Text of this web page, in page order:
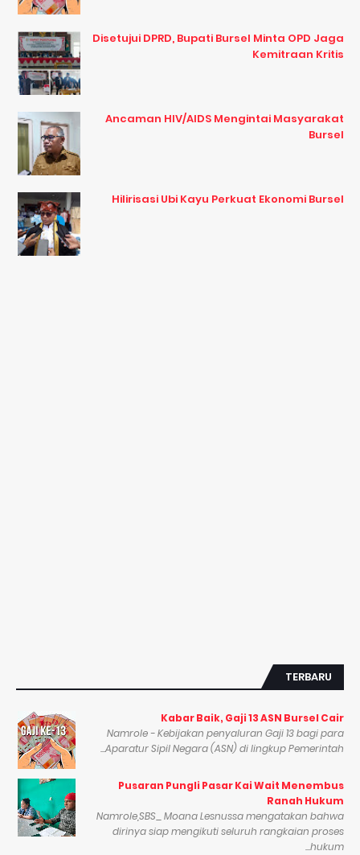
Disetujui DPRD, Bupati Bursel Minta OPD Jaga
Kemitraan Kritis
Ancaman HIV/AIDS Mengintai Masyarakat
Bursel
Hilirisasi Ubi Kayu Perkuat Ekonomi Bursel
TERBARU
Kabar Baik, Gaji 13 ASN Bursel Cair
Namrole - Kebijakan penyaluran Gaji 13 bagi para
Aparatur Sipil Negara (ASN) di lingkup Pemerintah...
Pusaran Pungli Pasar Kai Wait Menembus
Ranah Hukum
Namrole,SBS_ Moana Lesnussa mengatakan bahwa
dirinya siap mengikuti seluruh rangkaian proses
hukum...